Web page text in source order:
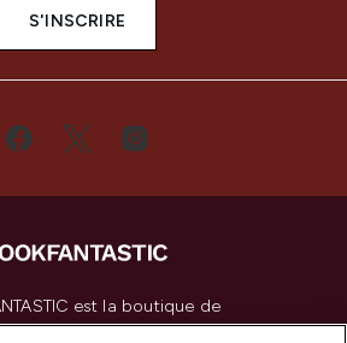
S'INSCRIRE
est la boutique de
en Europe,